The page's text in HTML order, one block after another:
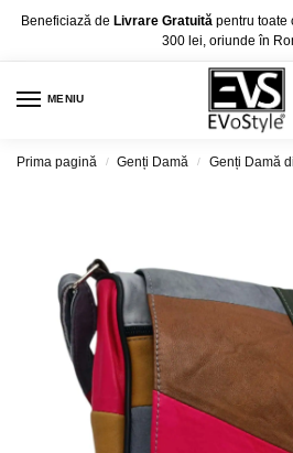
Beneficiază de Livrare Gratuită pentru toate
300 lei, oriunde în
MENIU
Prima pagină / Genți Damă / Genți Damă